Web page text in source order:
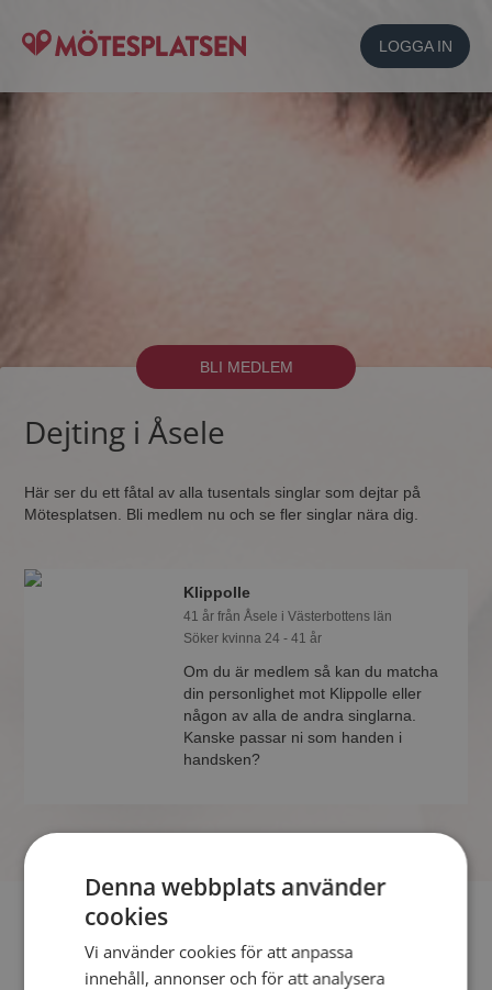
LOGGA IN
BLI MEDLEM
Dejting i Åsele
Här ser du ett fåtal av alla tusentals singlar som dejtar på
Mötesplatsen. Bli medlem nu och se fler singlar nära dig.
Klippolle
41 år från Åsele i Västerbottens län
Söker kvinna 24 - 41 år
Om du är medlem så kan du matcha
din personlighet mot Klippolle eller
någon av alla de andra singlarna.
Kanske passar ni som handen i
handsken?
Söker du dejting i Åsele så har du kommit rätt. På
Mötesplatsen kan du blir medlem och söka bland tusentals
dejtingintresserade singlar i Åsele
Denna webbplats använder
cookies
Vi använder cookies för att anpassa
innehåll, annonser och för att analysera